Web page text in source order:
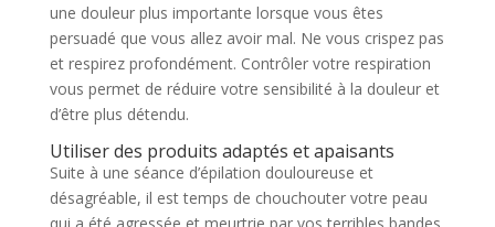
une douleur plus importante lorsque vous êtes
persuadé que vous allez avoir mal. Ne vous crispez pas
et respirez profondément. Contrôler votre respiration
vous permet de réduire votre sensibilité à la douleur et
d’être plus détendu.
Utiliser des produits adaptés et apaisants
Suite à une séance d’épilation douloureuse et
désagréable, il est temps de chouchouter votre peau
qui a été agressée et meurtrie par vos terribles bandes